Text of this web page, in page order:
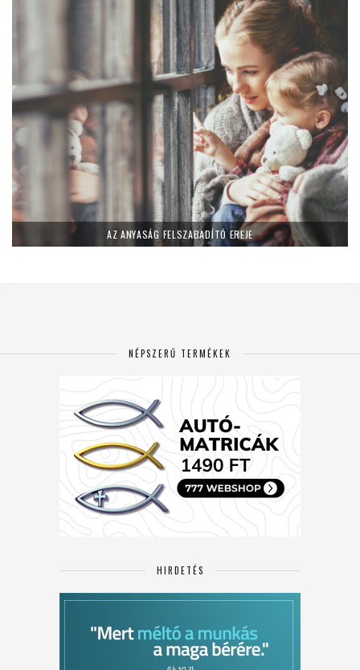
AZ ANYASÁG FELSZABADÍTÓ EREJE
NÉPSZERŰ TERMÉKEK
HIRDETÉS